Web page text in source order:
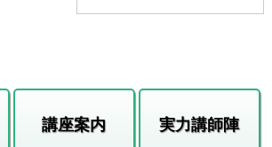
講座案内 実力講師陣